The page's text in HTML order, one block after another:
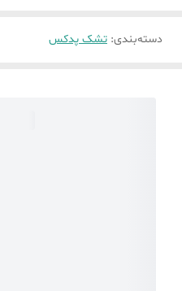
دسته‌بندی: تشک پدکس